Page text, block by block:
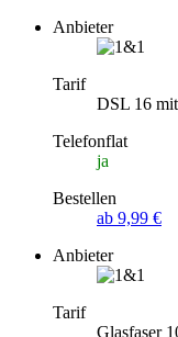
Anbieter
Tarif
DSL 16
Telefonflat
ja
Bestellen
ab 9,99 €
Anbieter
Tarif
Glasfaser